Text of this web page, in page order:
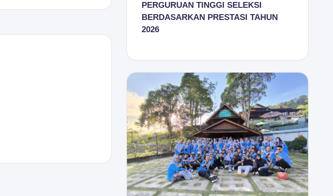
PERGURUAN TINGGI SELEKSI
BERDASARKAN PRESTASI TAHUN
2026